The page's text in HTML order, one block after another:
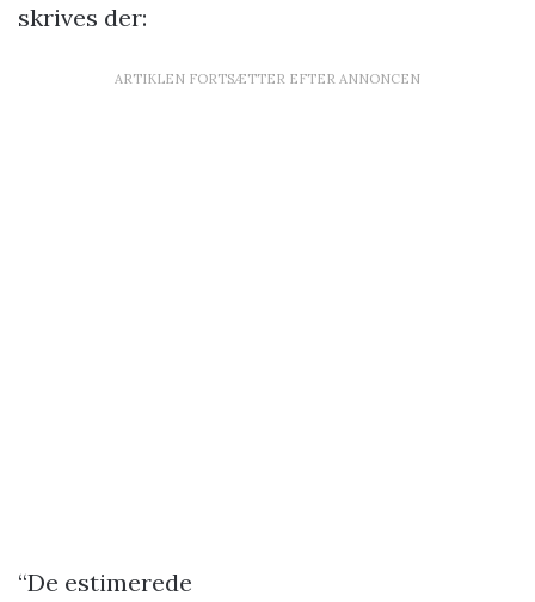
skrives der:
ARTIKLEN FORTSÆTTER EFTER ANNONCEN
“De estimerede